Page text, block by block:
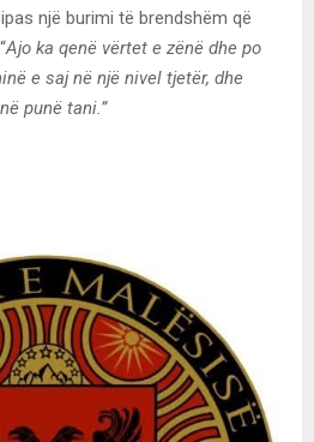
një burimi të brendshëm që
Ajo ka qenë vërtet e zënë dhe po
e saj në një nivel tjetër, dhe
punë tani.”